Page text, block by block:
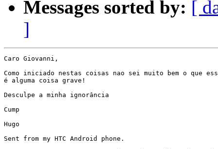
Messages sorted by: [
]
Caro Giovanni,
Como iniciado nestas coisas nao sei muito bem o que
é alguma coisa grave!
Desculpe a minha ignorância
Cump
Hugo
Sent from my HTC Android phone.